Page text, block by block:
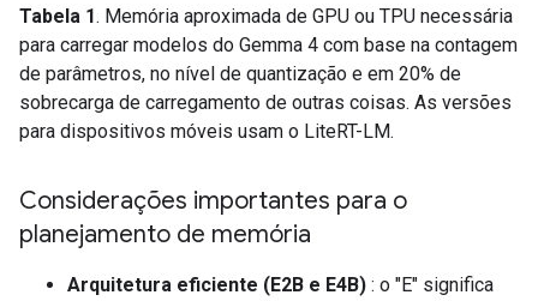
Tabela 1. Memória aproximada de GPU ou TPU necessária
para carregar modelos do Gemma 4 com base na contagem
de parâmetros, no nível de quantização e em 20% de
sobrecarga de carregamento de outras coisas. As versões
para dispositivos móveis usam o LiteRT-LM.
Considerações importantes para o
planejamento de memória
Arquitetura eficiente (E2B e E4B) : o "E" significa